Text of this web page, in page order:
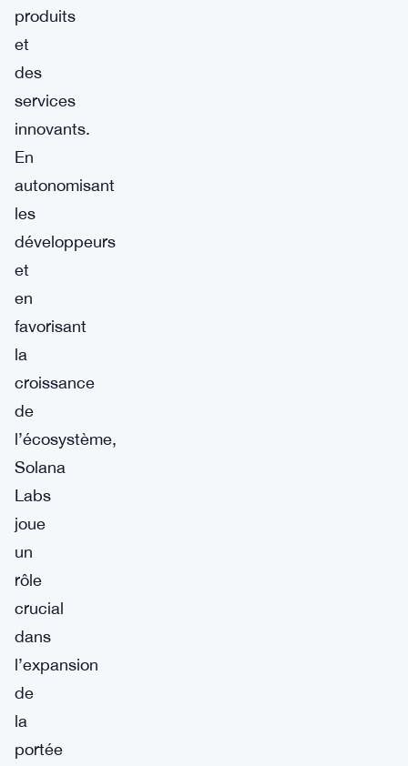
produits
et
des
services
innovants.
En
autonomisant
les
développeurs
et
en
favorisant
la
croissance
de
l’écosystème,
Solana
Labs
joue
un
rôle
crucial
dans
l’expansion
de
la
portée